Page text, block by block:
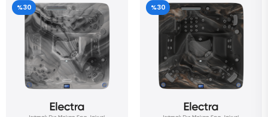
Ürün
%30
Ürün
%30